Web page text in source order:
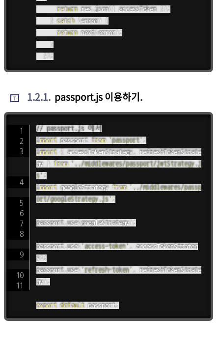
return res .json( { accessToken } ) ;
} catch ( error)
{
return next( error) ;
}
} ) ;
T 1.2.1. passport.js 이용하기.
// passport.js 에서
import passport from 'passport' ;
import
{ accessTokenStrategy, refreshTokenStrate
gy } from
'../middlewares/passport/jwtStrategy.j
s' ;
import googleStrategy from
'../middlewares/passp
ort/googleStrategy.js' ;
passport.use(googleStrategy) ;
passport.use( 'access-token' , accessTokenStrateg
y) ;
passport.use( 'refresh-token' , refreshTokenStrate
gy) ;
export default passport;